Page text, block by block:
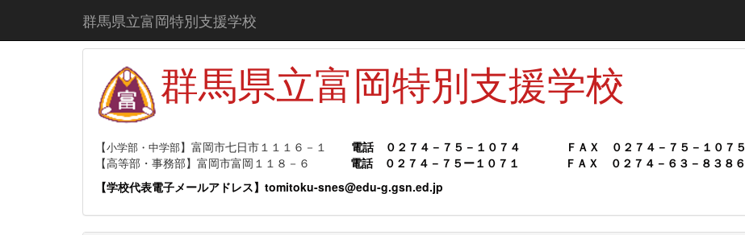
群馬県立富岡特別支援学校
群馬県立富岡特別支援学校
【小学部・中学部】富岡市七日市１１１６－１ 電話 ０２７４－７５－１０７４
ＦＡＸ ０２７４－７５－１０７５
【高等部・事務部】富岡市富岡１１８－６
電話 ０２７４－７５ー１０７１ ＦＡＸ ０２７４－６３－８３８６
【学校代表電子メールアドレス】tomitoku-snes@edu-g.gsn.ed.jp